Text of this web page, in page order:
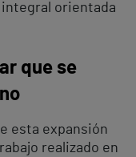
orientada
que se
esta expansión
realizado en